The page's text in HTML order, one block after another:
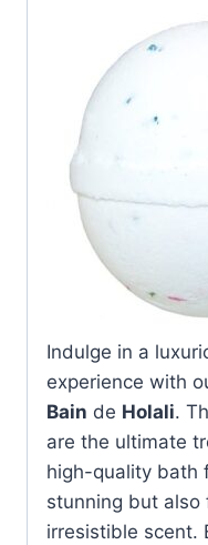
Indulge in a
experience with
Bain de Holali.
are the ultimate
high-quality bath
stunning but also
irresistible scent.